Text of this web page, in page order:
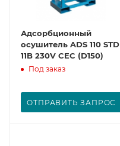
Адсорбционный
осушитель ADS 110 STD
11B 230V CEC (D150)
Под заказ
ОТПРАВИТЬ ЗАПРОС